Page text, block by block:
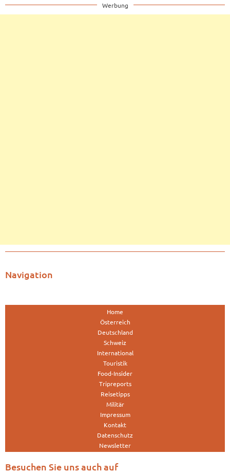
Werbung
Navigation
Home
Österreich
Deutschland
Schweiz
International
Touristik
Food-Insider
Tripreports
Reisetipps
Militär
Impressum
Kontakt
Datenschutz
Newsletter
Besuchen Sie uns auch auf